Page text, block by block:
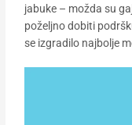
jabuke – možda su
poželjno dobiti
se izgradilo najbolje